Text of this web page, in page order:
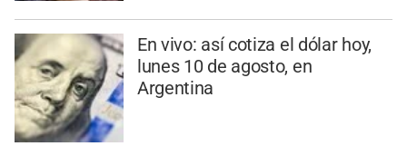
En vivo: así cotiza el dólar hoy,
lunes 10 de agosto, en
Argentina